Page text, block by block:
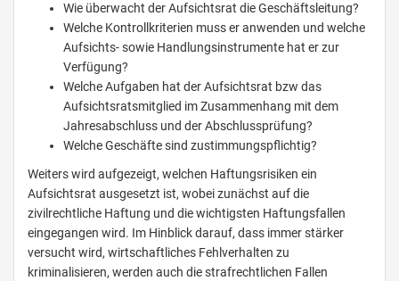
Wie überwacht der Aufsichtsrat die Geschäftsleitung?
Welche Kontrollkriterien muss er anwenden und welche
Aufsichts- sowie Handlungsinstrumente hat er zur
Verfügung?
Welche Aufgaben hat der Aufsichtsrat bzw das
Aufsichtsratsmitglied im Zusammenhang mit dem
Jahresabschluss und der Abschlussprüfung?
Welche Geschäfte sind zustimmungspflichtig?
Weiters wird aufgezeigt, welchen Haftungsrisiken ein
Aufsichtsrat ausgesetzt ist, wobei zunächst auf die
zivilrechtliche Haftung und die wichtigsten Haftungsfallen
eingegangen wird. Im Hinblick darauf, dass immer stärker
versucht wird, wirtschaftliches Fehlverhalten zu
kriminalisieren, werden auch die strafrechtlichen Fallen